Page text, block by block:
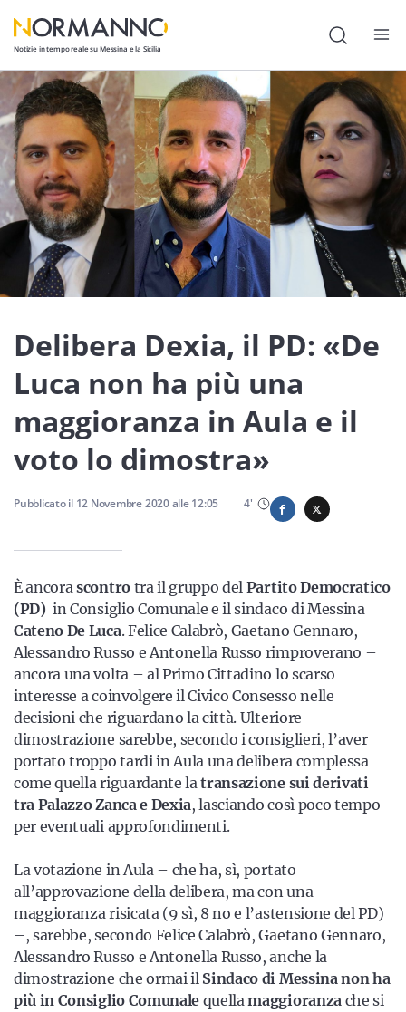
Notizie in tempo reale su Messina e la Sicilia
Attualità
Cronaca
Politica
Cultura
Lavoro
Società
Economia
Sport
Sicilia
Servizi
Resta sempre aggiornato con le ultime news, iscriviti alla
nostra newsletter
Iscriviti
Delibera Dexia, il PD: «De
Luca non ha più una
maggioranza in Aula e il
voto lo dimostra»
Pubblicato il 12 Novembre 2020alle12:05 4'
È ancorascontrotra il gruppo del Partito Democratico
(PD) in Consiglio Comunale e il sindaco di Messina
Cateno De Luca. Felice Calabrò, Gaetano Gennaro,
Alessandro Russo e Antonella Russo rimproverano –
ancora una volta – al Primo Cittadino lo scarso
interesse a coinvolgere il Civico Consesso nelle
decisioni che riguardano la città. Ulteriore
dimostrazione sarebbe, secondo i consiglieri, l’aver
portato troppo tardi in Aula una delibera complessa
come quella riguardante latransazione sui derivati
tra Palazzo Zanca e Dexia, lasciando così poco tempo
per eventuali approfondimenti.
La votazione in Aula – che ha, sì, portato
all’approvazione della delibera, ma con una
maggioranza risicata (9 sì, 8 no e l’astensione del PD)
–, sarebbe, secondo Felice Calabrò, Gaetano Gennaro,
Alessandro Russo e Antonella Russo, anche la
dimostrazione che ormai il Sindaco di Messinanon ha
più in Consiglio Comunale quellamaggioranzache si